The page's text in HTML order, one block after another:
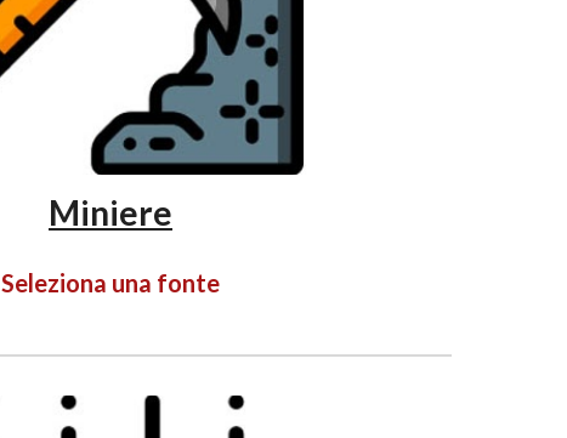
Miniere
Seleziona una fonte